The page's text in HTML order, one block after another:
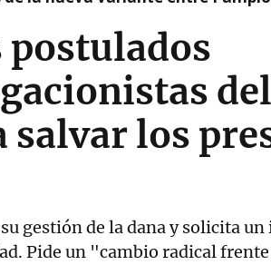
postulados
los
gestión de la dana y solicita
Pide un "cambio radical